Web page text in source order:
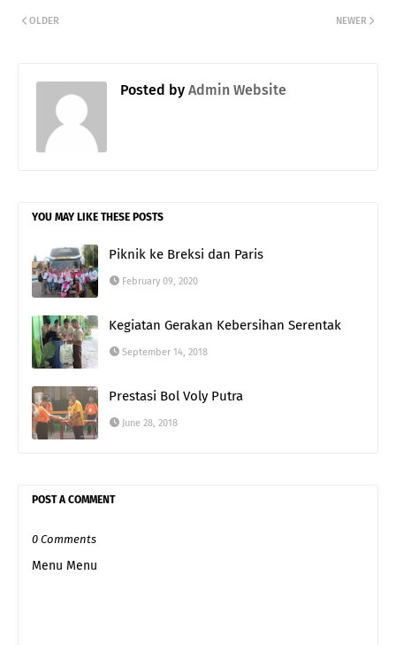
NEWER
OLDER
Posted by Admin Website
YOU MAY LIKE THESE POSTS
Piknik ke Breksi dan Paris
February 09, 2020
Kegiatan Gerakan Kebersihan Serentak
September 14, 2018
Prestasi Bol Voly Putra
June 28, 2018
POST A COMMENT
0 Comments
Menu Menu